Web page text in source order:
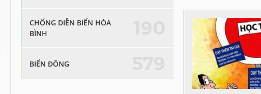
CHỐNG DIỄN BIẾN HÒA
BÌNH
BIỂN ĐÔNG